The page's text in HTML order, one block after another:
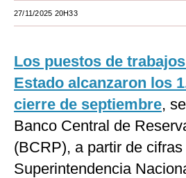
Tecnología
Club del Suscriptor
Mix
G de Gestión
27/11/2025 20H33
Los puestos de
Estado alcanzaron los
cierre de septiembre,
Banco Central de
(BCRP), a partir de
Superintendencia